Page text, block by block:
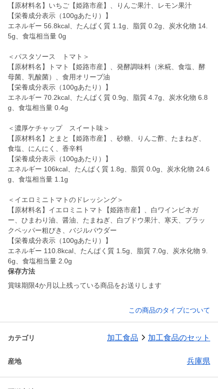
【原材料名】いちご【姫路市産】、りんご果汁、レモン果汁
【栄養成分表示（100gあたり）】
エネルギー 56.8kcal、たんぱく質 1.1g、脂質 0.2g、炭水化物 14.
5g、食塩相当量 0g
＜パスタソース トマト＞
【原材料名】トマト【姫路市産】、発酵調味料（米糀、食塩、酵
母菌、乳酸菌）、食用オリーブ油
【栄養成分表示（100gあたり）】
エネルギー 70.2kcal、たんぱく質 0.9g、脂質 4.7g、炭水化物 6.8
g、食塩相当量 0.4g
＜濃厚ケチャップ スイート味＞
【原材料名】とまと【姫路市産】、砂糖、りんご酢、たまねぎ、
食塩、にんにく、香辛料
【栄養成分表示（100gあたり）】
エネルギー 106kcal、たんぱく質 1.8g、脂質 0.0g、炭水化物 24.6
g、食塩相当量 1.1g
＜イエロミニトマトのドレッシング＞
【原材料名】イエロミニトマト【姫路市産】、白ワインビネガ
ー、ひまわり油、醤油、たまねぎ、白ブドウ果汁、寒天、ブラッ
クペッパー粗びき、バジルパウダー
【栄養成分表示（100gあたり）】
エネルギー 110.8kcal、たんぱく質 1.5g、脂質 7.0g、炭水化物 9.
保存方法
賞味期限4か月以上残っている商品をお送りします
この商品のタイプについて
カテゴリ 加工食品 加工食品のセット
産地 兵庫県